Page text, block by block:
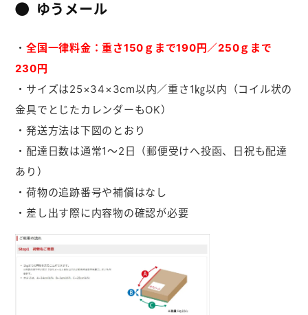
ゆうメール
・全国一律料金：重さ150ｇまで190円／250ｇまで
230円
・サイズは25×34×3cm以内／重さ1㎏以内（コイル状の
金具でとじたカレンダーもOK）
・発送方法は下図のとおり
・配達日数は通常1～2日（郵便受けへ投函、日祝も配達
あり）
・荷物の追跡番号や補償はなし
・差し出す際に内容物の確認が必要